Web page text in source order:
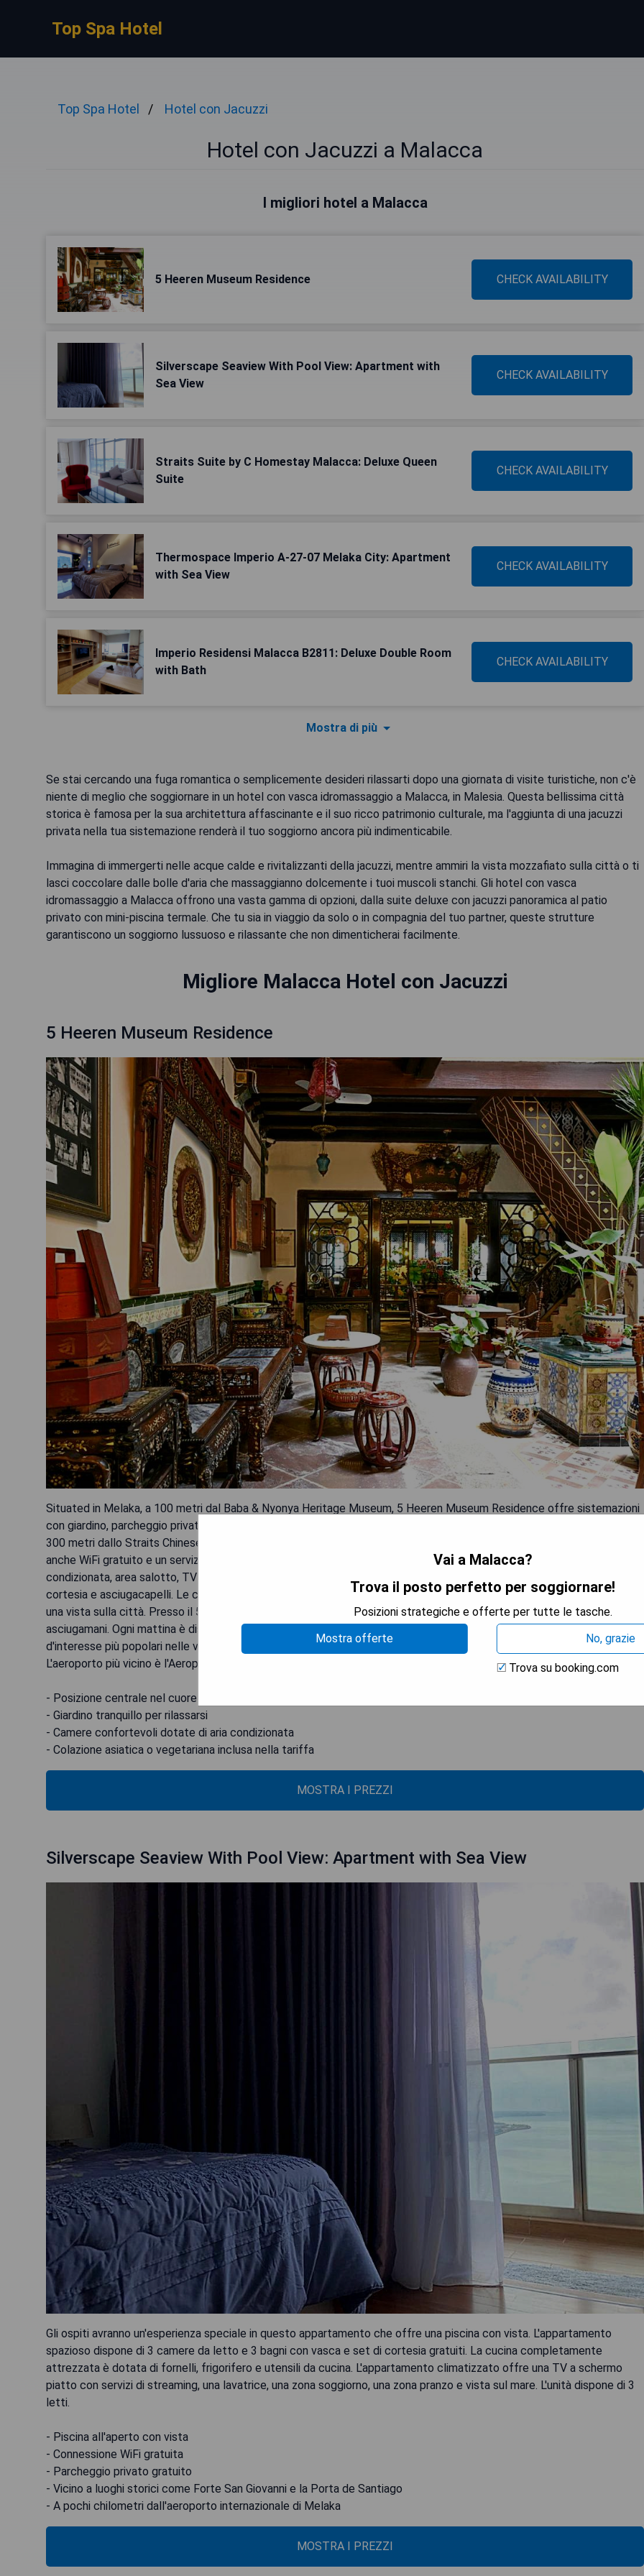
Top Spa Hotel
Top Spa Hotel Hotel con Jacuzzi
Hotel con Jacuzzi a Malacca
I migliori hotel a Malacca
5 Heeren Museum Residence CHECK AVAILABILITY
Silverscape Seaview With Pool View: Apartment with
Sea View
CHECK AVAILABILITY
Straits Suite by C Homestay Malacca: Deluxe Queen
Suite
CHECK AVAILABILITY
Thermospace Imperio A-27-07 Melaka City: Apartment
with Sea View
CHECK AVAILABILITY
Imperio Residensi Malacca B2811: Deluxe Double Room
with Bath
CHECK AVAILABILITY
Mostra di più
Se stai cercando una fuga romantica o semplicemente desideri rilassarti dopo una giornata di visite turistiche, non c'è
niente di meglio che soggiornare in un hotel con vasca idromassaggio a Malacca, in Malesia. Questa bellissima città
storica è famosa per la sua architettura affascinante e il suo ricco patrimonio culturale, ma l'aggiunta di una jacuzzi
privata nella tua sistemazione renderà il tuo soggiorno ancora più indimenticabile.
Immagina di immergerti nelle acque calde e rivitalizzanti della jacuzzi, mentre ammiri la vista mozzafiato sulla città o ti
lasci coccolare dalle bolle d'aria che massaggianno dolcemente i tuoi muscoli stanchi. Gli hotel con vasca
idromassaggio a Malacca offrono una vasta gamma di opzioni, dalla suite deluxe con jacuzzi panoramica al patio
privato con mini-piscina termale. Che tu sia in viaggio da solo o in compagnia del tuo partner, queste strutture
garantiscono un soggiorno lussuoso e rilassante che non dimenticherai facilmente.
Migliore Malacca Hotel con Jacuzzi
5 Heeren Museum Residence
Situated in Melaka, a 100 metri dal Baba & Nyonya Heritage Museum, 5 Heeren Museum Residence offre sistemazioni
con giardino, parcheggio privato gratuito e terrazza. Costruito nel XIX secolo, questo hotel a 3 stelle si trova a meno di
300 metri dallo Straits Chinese Jewelry Museum Malacca e a 500 metri dal Cheng Hoon Teng Temple. L'hotel offre
anche WiFi gratuito e un servizio navetta per l'aeroporto a pagamento. Tutte le camere sono dotate di aria
condizionata, area salotto, TV a schermo piatto con canali satellitari, cassaforte e bagno privato con doccia, set di
cortesia e asciugacapelli. Le camere includono anche un bollitore; alcune dispongono di balcone mentre altre offrono
una vista sulla città. Presso il 5 Heeren Museum Residence le camere sono equipaggiate con biancheria da letto e
asciugamani. Ogni mattina è disponibile una colazione asiatica, vegetariana o vegana presso la struttura. I punti
d'interesse più popolari nelle vicinanze dell'alloggio includono The Stadthuys, Menara Taming Sari e Porta de Santiago.
L'aeroporto più vicino è l'Aeroporto Internazionale di Melaka, situato a 8 km dal 5 Heeren Museum Residence.
- Posizione centrale nel cuore di Melaka
- Giardino tranquillo per rilassarsi
- Camere confortevoli dotate di aria condizionata
- Colazione asiatica o vegetariana inclusa nella tariffa
MOSTRA I PREZZI
Silverscape Seaview With Pool View: Apartment with Sea View
Gli ospiti avranno un'esperienza speciale in questo appartamento che offre una piscina con vista. L'appartamento
spazioso dispone di 3 camere da letto e 3 bagni con vasca e set di cortesia gratuiti. La cucina completamente
attrezzata è dotata di fornelli, frigorifero e utensili da cucina. L'appartamento climatizzato offre una TV a schermo
piatto con servizi di streaming, una lavatrice, una zona soggiorno, una zona pranzo e vista sul mare. L'unità dispone di 3
letti.
- Piscina all'aperto con vista
- Connessione WiFi gratuita
- Parcheggio privato gratuito
- Vicino a luoghi storici come Forte San Giovanni e la Porta de Santiago
- A pochi chilometri dall'aeroporto internazionale di Melaka
MOSTRA I PREZZI
Vai a Malacca?
Trova il posto perfetto per soggiornare!
Posizioni strategiche e offerte per tutte le tasche.
Mostra offerte
No, grazie
Trova su booking.com